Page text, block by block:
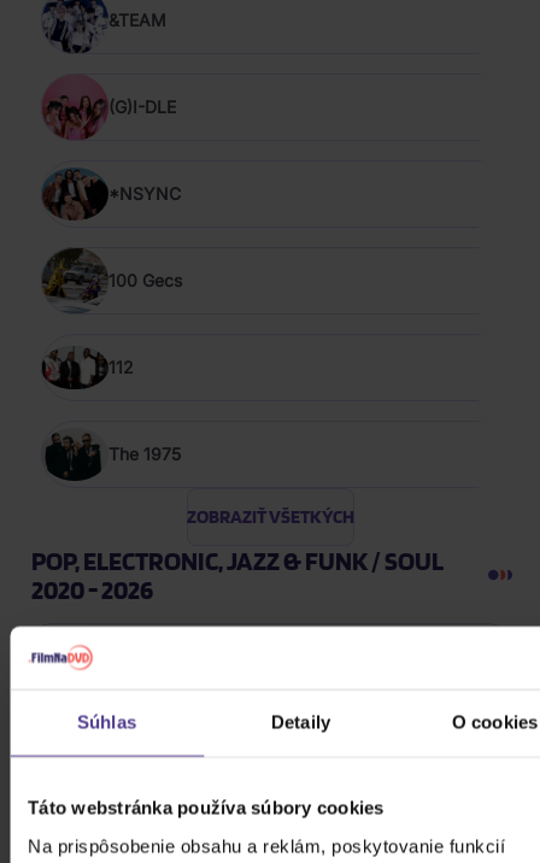
Súhlas Detaily O cookies
Táto webstránka používa súbory cookies
Na prispôsobenie obsahu a reklám, poskytovanie funkcií
&TEAM
(G)I-DLE
*NSYNC
100 Gecs
112
The 1975
ZOBRAZIŤ VŠETKÝCH
POP, ELECTRONIC, JAZZ & FUNK / SOUL
2020 - 2026
Gott Karel: Snění o Vánocích